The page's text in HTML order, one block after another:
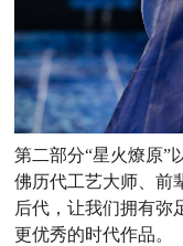
第二部分“星火燎原”
佛历代工艺大师、前
后代，让我们拥有弥
更优秀的时代作品。